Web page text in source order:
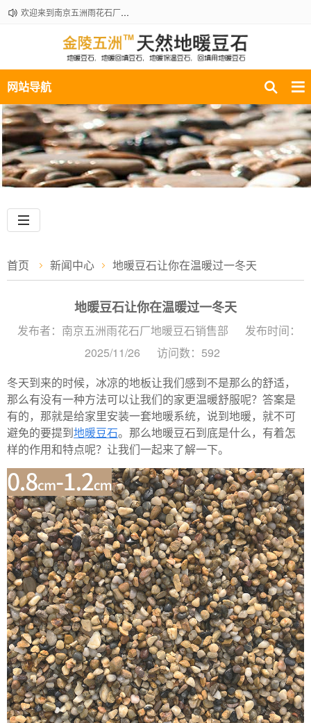
欢迎来到南京五洲雨花石厂地暖豆石销售部！咨询热线：18061210301
网站导航
首页 新闻中心 地暖豆石让你在温暖过一冬天
地暖豆石让你在温暖过一冬天
发布者：南京五洲雨花石厂地暖豆石销售部
发布时间：
2025/11/26
访问数：592
冬天到来的时候，冰凉的地板让我们感到不是那么的舒适，
那么有没有一种方法可以让我们的家更温暖舒服呢？答案是
有的，那就是给家里安装一套地暖系统，说到地暖，就不可
避免的要提到地暖豆石。那么地暖豆石到底是什么，有着怎
样的作用和特点呢？让我们一起来了解一下。